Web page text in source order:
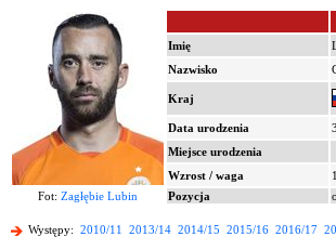
Imię
Nazwisko
Kraj
Data urodzenia
Miejsce urodzenia
Wzrost / waga
Fot: Zagłębie Lubin Pozycja
Występy: 2010/11 2013/14 2014/15 2015/16 2016/17